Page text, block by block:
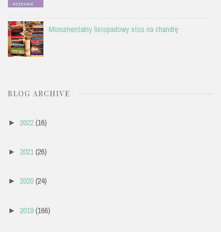
Monumentalny listopadowy stos na chandrę
BLOG ARCHIVE
► 2022(16)
► 2021(26)
► 2020(24)
► 2019(166)